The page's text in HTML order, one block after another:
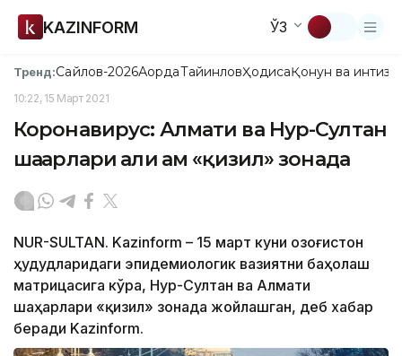
KAZINFORM ЎЗ
Тренд:Сайлов-2026АқордаТайинловҲодисаҚонун ва
10:22, 15 Март 2021
Коронавирус: Алмати ва Нур-Султан
шаҳарлари ҳали ҳам «қизил» зонада
NUR-SULTAN. Kazinform – 15 март куни Қозоғистон
ҳудудларидаги эпидемиологик вазиятни баҳолаш
матрицасига кўра, Нур-Султан ва Алмати
шаҳарлари «қизил» зонада жойлашган, деб хабар
беради Kazinform.